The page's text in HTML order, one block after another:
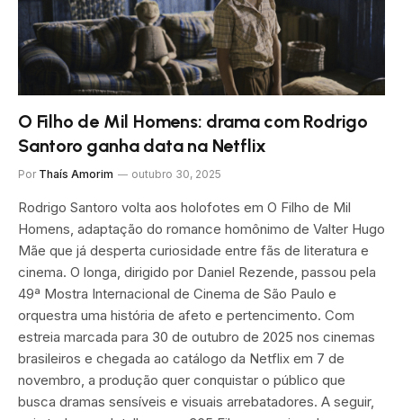
O Filho de Mil Homens: drama com Rodrigo
Santoro ganha data na Netflix
Por Thaís Amorim outubro 30, 2025
Rodrigo Santoro volta aos holofotes em O Filho de Mil
Homens, adaptação do romance homônimo de Valter Hugo
Mãe que já desperta curiosidade entre fãs de literatura e
cinema. O longa, dirigido por Daniel Rezende, passou pela
49ª Mostra Internacional de Cinema de São Paulo e
orquestra uma história de afeto e pertencimento. Com
estreia marcada para 30 de outubro de 2025 nos cinemas
brasileiros e chegada ao catálogo da Netflix em 7 de
novembro, a produção quer conquistar o público que
busca dramas sensíveis e visuais arrebatadores. A seguir,